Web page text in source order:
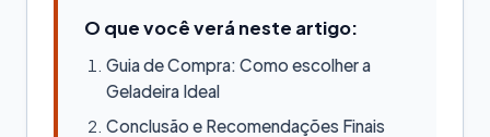
O que você verá neste artigo:
Guia de Compra: Como escolher a
Geladeira Ideal
Conclusão e Recomendações Finais